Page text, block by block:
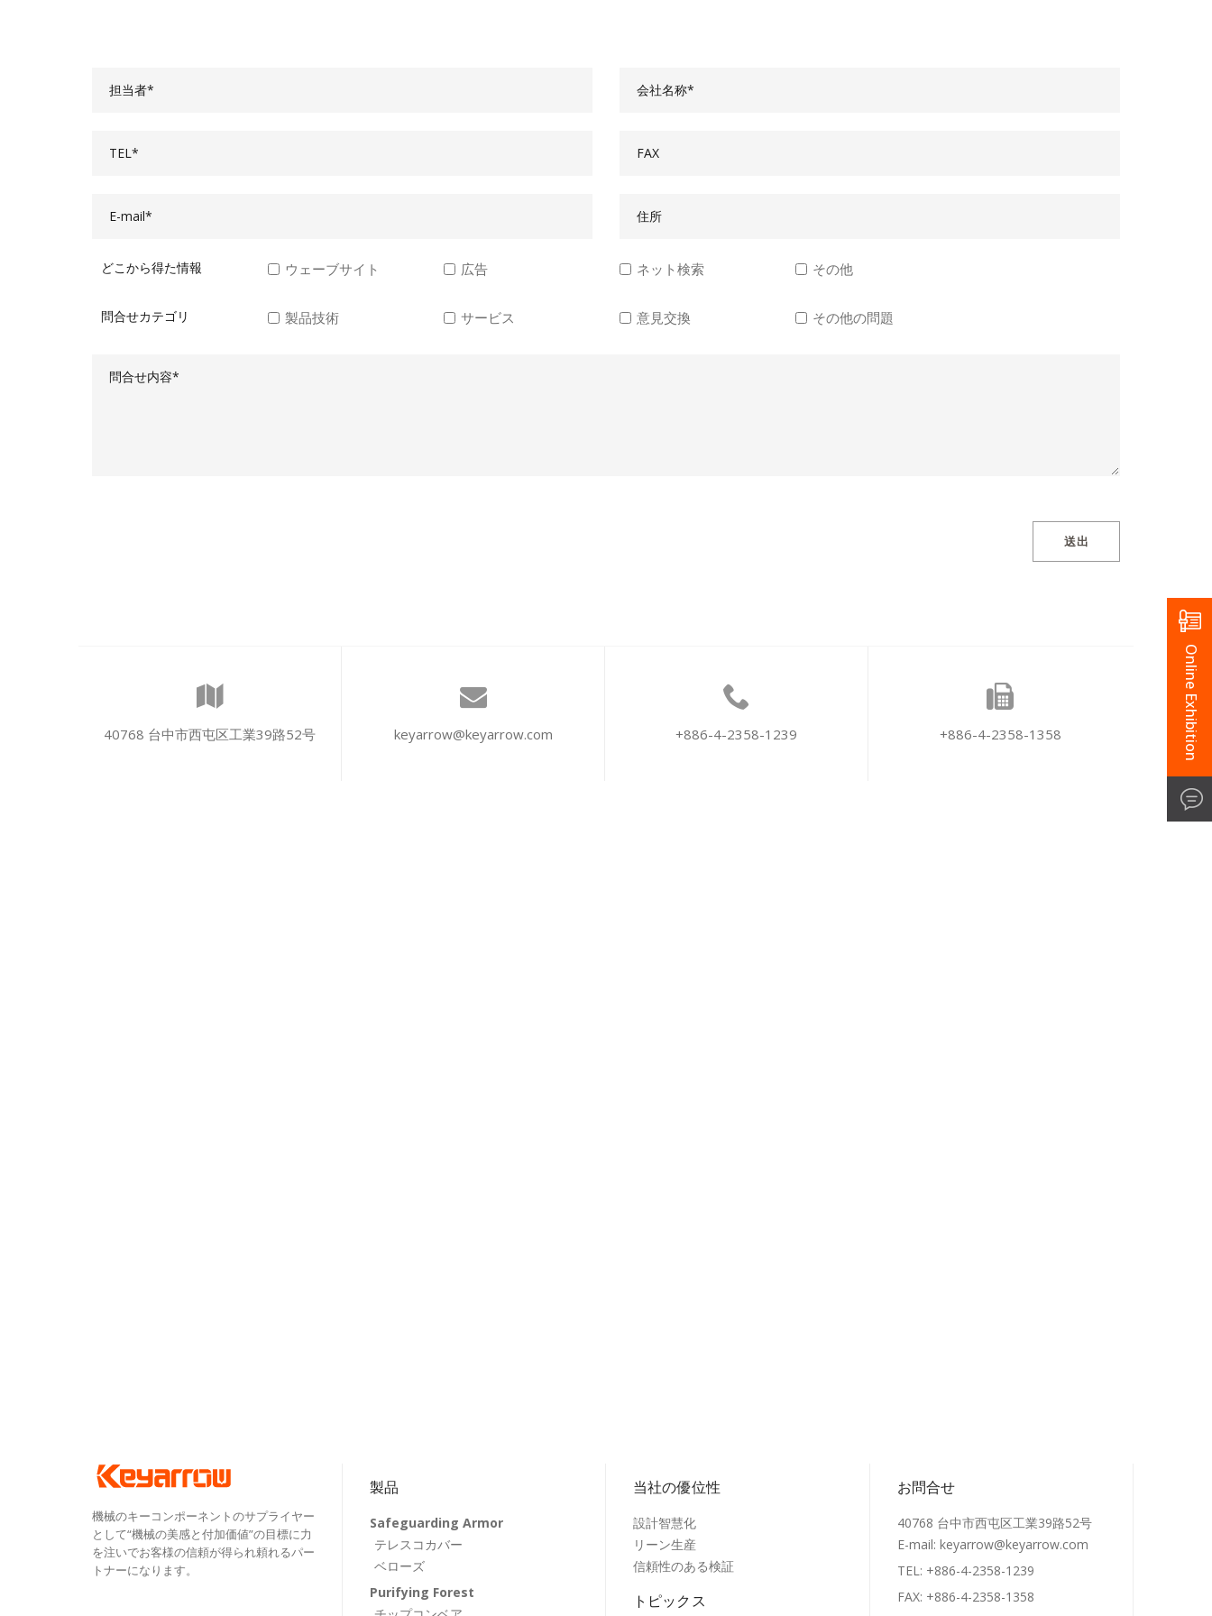
担当者* 会社名称*
TEL* FAX
E-mail* 住所
どこから得た情報 ウェーブサイト 広告 ネット検索 その他
問合せカテゴリ 製品技術 サービス 意見交換 その他の問題
問合せ内容*
送出
40768 台中市西屯区工業39路52号 keyarrow@keyarrow.com +886-4-2358-1239 +886-4-2358-1358
機械のキーコンポーネントのサプライヤー
として“機械の美感と付加価値”の目標に力
を注いでお客様の信頼が得られ頼れるパー
トナーになります。
製品
Safeguarding Armor
テレスコカバー
ベローズ
Purifying Forest
当社の優位性
設計智慧化
リーン生産
信頼性のある検証
トピックス
お問合せ
40768 台中市西屯区工業39路52号
E-mail: keyarrow@keyarrow.com
TEL: +886-4-2358-1239
FAX: +886-4-2358-1358
Online Exhibition